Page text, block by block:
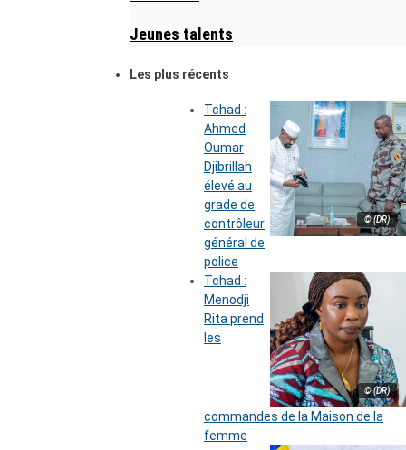
Jeunes talents
Les plus récents
© (DR)
Tchad :
Ahmed
Oumar
Djibrillah
élevé au
grade de
contrôleur
général de
police
© (DR)
Tchad :
Menodji
Rita prend
les
commandes de la Maison de la
femme